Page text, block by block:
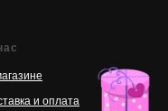
и оплата